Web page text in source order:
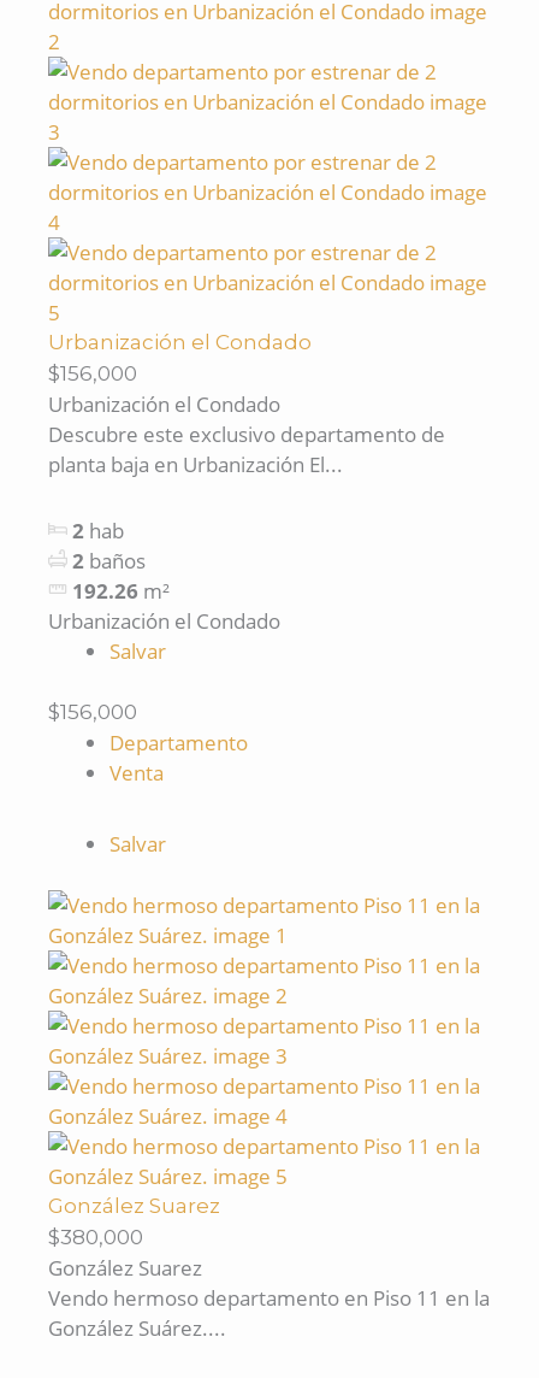
Urbanización el Condado
$156,000
Urbanización el Condado
Descubre este exclusivo departamento de
planta baja en Urbanización El...
2 hab
2 baños
192.26 m²
Urbanización el Condado
Salvar
$156,000
Departamento
Venta
Salvar
González Suarez
$380,000
González Suarez
Vendo hermoso departamento en Piso 11 en la
González Suárez....